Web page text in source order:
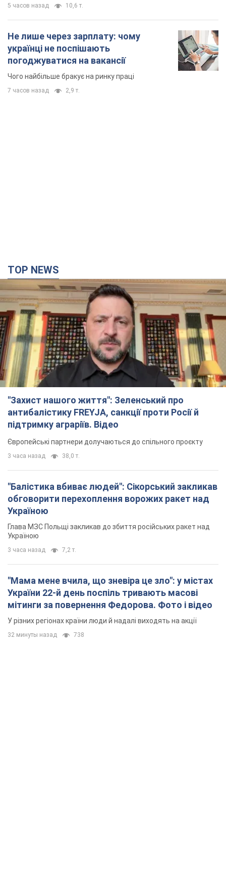
5 часов назад 10,6 т.
Не лише через зарплату: чому
українці не поспішають
погоджуватися на вакансії
Чого найбільше бракує на ринку праці
7 часов назад 2,9 т.
TOP NEWS
"Захист нашого життя": Зеленський про
антибалістику FREYJA, санкції проти Росії й
підтримку аграріїв. Відео
Європейські партнери долучаються до спільного проєкту
3 часа назад 38,0 т.
"Балістика вбиває людей": Сікорський закликав
обговорити перехоплення ворожих ракет над
Україною
Глава МЗС Польщі закликав до збиття російських ракет над
Україною
3 часа назад 7,2 т.
"Мама мене вчила, що зневіра це зло": у містах
України 22-й день поспіль тривають масові
мітинги за повернення Федорова. Фото і відео
У різних регіонах країни люди й надалі виходять на акції
32 минуты назад 738